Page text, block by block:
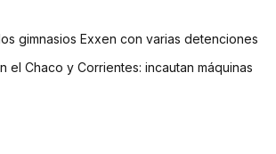
gimnasios Exxen con varias detenciones
el Chaco y Corrientes: incautan máquinas